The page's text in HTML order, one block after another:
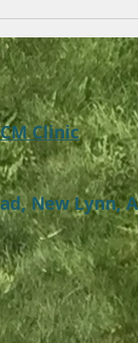
绍湿疹性皮肤
的临床表现和
Clinic
New Lynn,